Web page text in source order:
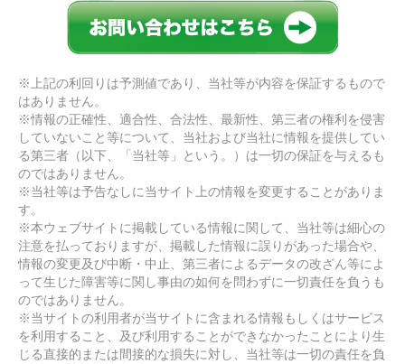
※上記の利回りは予測値であり、当社等が内容を保証するもので
はありません。
※情報の正確性、適合性、合法性、最新性、第三者の権利を侵害
していないこと等について、当社および当社に情報を提供してい
る第三者（以下、「当社等」という。）は一切の保証を与えるも
のではありません。
※当社等は予告なしに当サイト上の情報を変更することがありま
す。
※本ウェブサイトに掲載している情報に関して、当社等は細心の
注意を払っておりますが、掲載した情報に誤りがあった場合や、
情報の変更及び中断・中止、第三者によるデータの改ざん等によ
って生じた障害等に関し事由の如何を問わずに一切責任を負うも
のではありません。
※当サイトの利用者が当サイトに含まれる情報もしくはサービス
を利用すること、及び利用することができなかったことにより生
じる直接的または間接的な損失に対し、当社等は一切の責任を負